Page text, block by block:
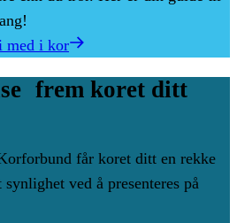
med i kor
frem koret ditt
får koret ditt en rekke
ved å presenteres på